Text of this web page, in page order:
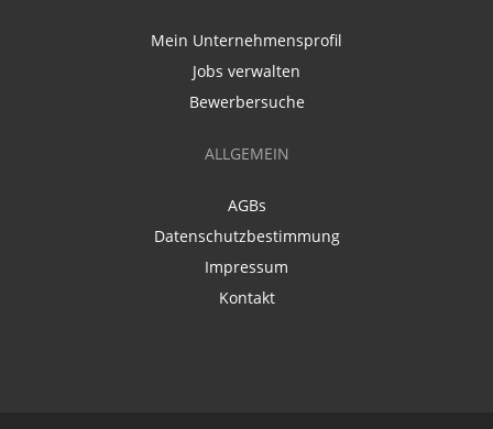
Mein Unternehmensprofil
Jobs verwalten
Bewerbersuche
ALLGEMEIN
AGBs
Datenschutzbestimmung
Impressum
Kontakt